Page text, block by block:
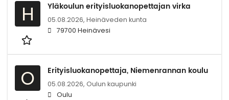
H Yläkoulun erityisluokanopettajan virka
05.08.2026, Heinäveden kunta
79700 Heinävesi
O Erityisluokanopettaja, Niemenrannan koulu
05.08.2026, Oulun kaupunki
Oulu